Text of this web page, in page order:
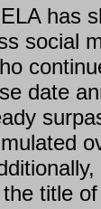
has
social
date
title